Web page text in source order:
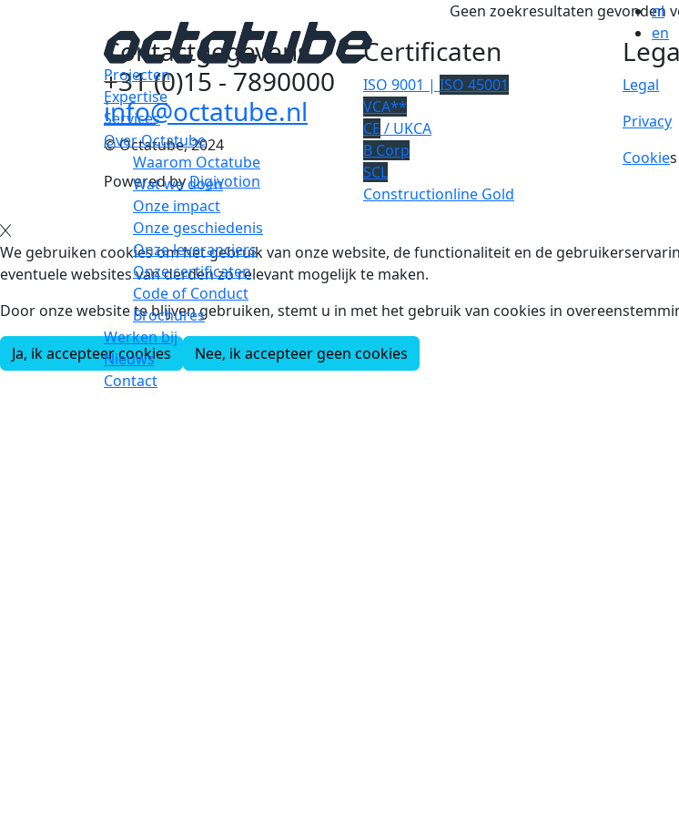
nl
en
Projecten
Expertise
Services
Over Octatube
Waarom Octatube
Wat we doen
Onze impact
Onze geschiedenis
Onze leveranciers
Onze certificaten
Code of Conduct
Brochures
Werken bij
Nieuws
Contact
Geen zoekresultaten gevonden
Contactgegevens
+31 (0)15 - 7890000
info@octatube.nl
© Octatube, 2024
Powered byDigivotion
Certificaten
ISO 9001 | ISO 45001
VCA**
CE / UKCA
B Corp
SCL
Constructionline Gold
Legal
Privacy
Cookies
We gebruiken cookies om het gebruik van onze website, de functionaliteit en de
eventuele websites van derden zo relevant mogelijk te maken.
Door onze website te blijven gebruiken, stemt u in met het gebruik van cookies in
Ja, ik accepteer cookies Nee, ik accepteer geen cookies